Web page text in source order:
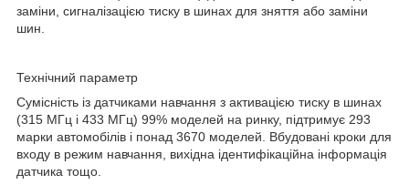
заміни, сигналізацією тиску в шинах для зняття або заміни
шин.
Технічний параметр
Сумісність із датчиками навчання з активацією тиску в шинах
(315 МГц і 433 МГц) 99% моделей на ринку, підтримує 293
марки автомобілів і понад 3670 моделей. Вбудовані кроки для
входу в режим навчання, вихідна ідентифікаційна інформація
датчика тощо.